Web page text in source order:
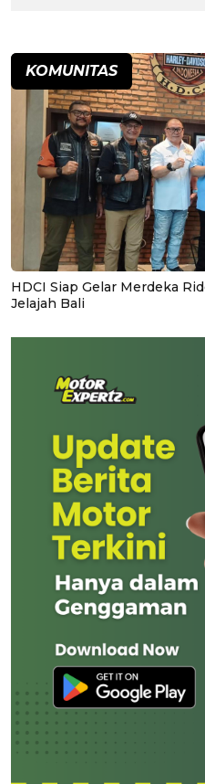
KOMUNITAS
HDCI Siap Gelar Merdeka
Jelajah Bali